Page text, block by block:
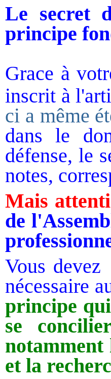
Le secret
principe
Grace à
inscrit à
ci a même
dans le
défense, le
notes,
Mais
de
Vous
nécessaire
principe
se
et la